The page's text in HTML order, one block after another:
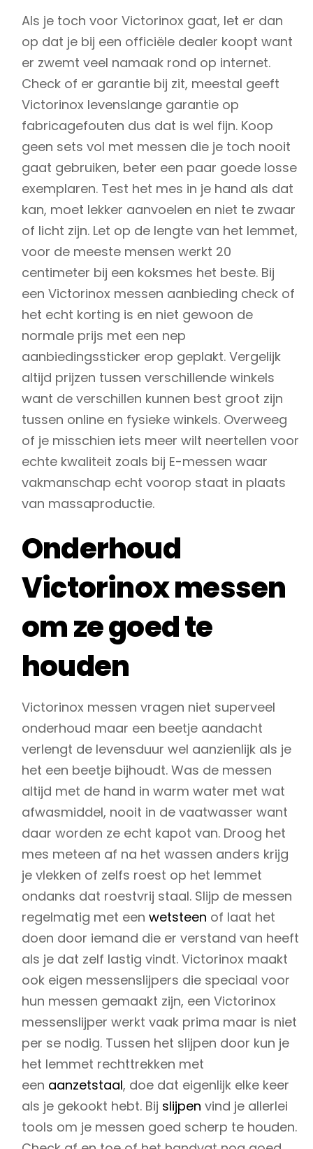
Als je toch voor Victorinox gaat, let er dan
op dat je bij een officiële dealer koopt want
er zwemt veel namaak rond op internet.
Check of er garantie bij zit, meestal geeft
Victorinox levenslange garantie op
fabricagefouten dus dat is wel fijn. Koop
geen sets vol met messen die je toch nooit
gaat gebruiken, beter een paar goede losse
exemplaren. Test het mes in je hand als dat
kan, moet lekker aanvoelen en niet te zwaar
of licht zijn. Let op de lengte van het lemmet,
voor de meeste mensen werkt 20
centimeter bij een koksmes het beste. Bij
een Victorinox messen aanbieding check of
het echt korting is en niet gewoon de
normale prijs met een nep
aanbiedingssticker erop geplakt. Vergelijk
altijd prijzen tussen verschillende winkels
want de verschillen kunnen best groot zijn
tussen online en fysieke winkels. Overweeg
of je misschien iets meer wilt neertellen voor
echte kwaliteit zoals bij E-messen waar
vakmanschap echt voorop staat in plaats
van massaproductie.
Onderhoud
Victorinox messen
om ze goed te
houden
Victorinox messen vragen niet superveel
onderhoud maar een beetje aandacht
verlengt de levensduur wel aanzienlijk als je
het een beetje bijhoudt. Was de messen
altijd met de hand in warm water met wat
afwasmiddel, nooit in de vaatwasser want
daar worden ze echt kapot van. Droog het
mes meteen af na het wassen anders krijg
je vlekken of zelfs roest op het lemmet
ondanks dat roestvrij staal. Slijp de messen
regelmatig met eenwetsteen of laat het
doen door iemand die er verstand van heeft
als je dat zelf lastig vindt. Victorinox maakt
ook eigen messenslijpers die speciaal voor
hun messen gemaakt zijn, een Victorinox
messenslijper werkt vaak prima maar is niet
per se nodig. Tussen het slijpen door kun je
het lemmet rechttrekken met
een aanzetstaal, doe dat eigenlijk elke keer
als je gekookt hebt. Bij slijpen vind je allerlei
tools om je messen goed scherp te houden.